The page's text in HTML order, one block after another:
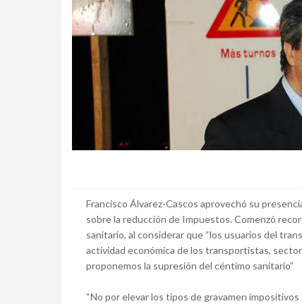
Francisco Álvarez-Cascos aprovechó su
sobre la reducción de Impuestos. Comenzó
sanitario, al considerar que “los usuarios del
actividad económica de los transportistas,
proponemos la supresión del céntimo sanitario”
“No por elevar los tipos de gravamen